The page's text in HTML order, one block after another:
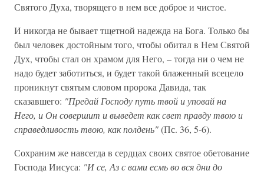
Святого Духа, творящего в нем все доброе и чистое.
И никогда не бывает тщетной надежда на Бога. Только бы
был человек достойным того, чтобы обитал в Нем Святой
Дух, чтобы стал он храмом для Него, – тогда ни о чем не
надо будет заботиться, и будет такой блаженный всецело
проникнут святым словом пророка Давида, так
сказавшего: "Предай Господу путь твой и уповай на
Него, и Он совершит и выведет как свет правду твою и
справедливость твою, как полдень"(Пс. 36, 5-6).
Сохраним же навсегда в сердцах своих святое обетование
Господа Иисуса: "И се, Аз с вами есмь во вся дни до